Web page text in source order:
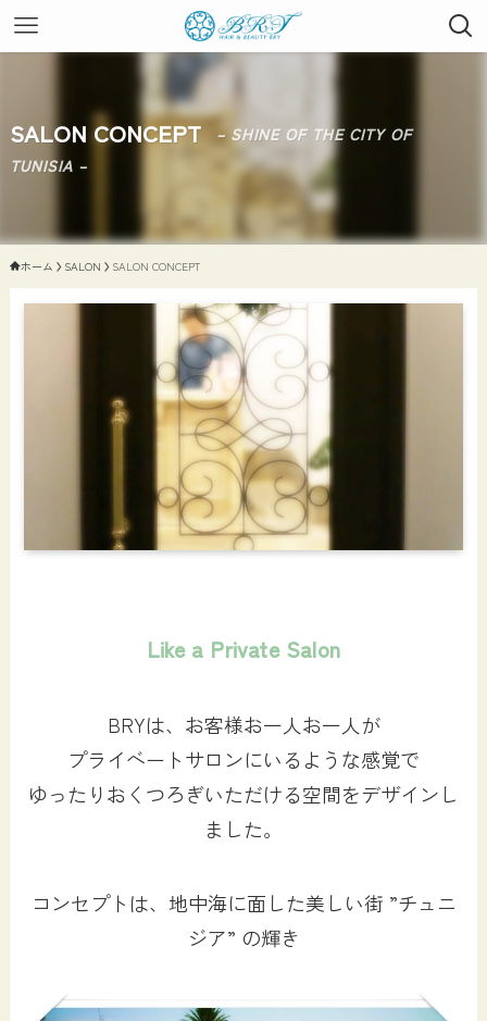
SALON CONCEPT
– SHINE OF THE CITY OF
TUNISIA –
ホーム SALON SALON CONCEPT
Like a Private Salon
BRYは、お客様お一人お一人が
プライベートサロンにいるような感覚で
ゆったりおくつろぎいただける空間をデザインし
ました。
コンセプトは、地中海に面した美しい街 ”チュニ
ジア” の輝き